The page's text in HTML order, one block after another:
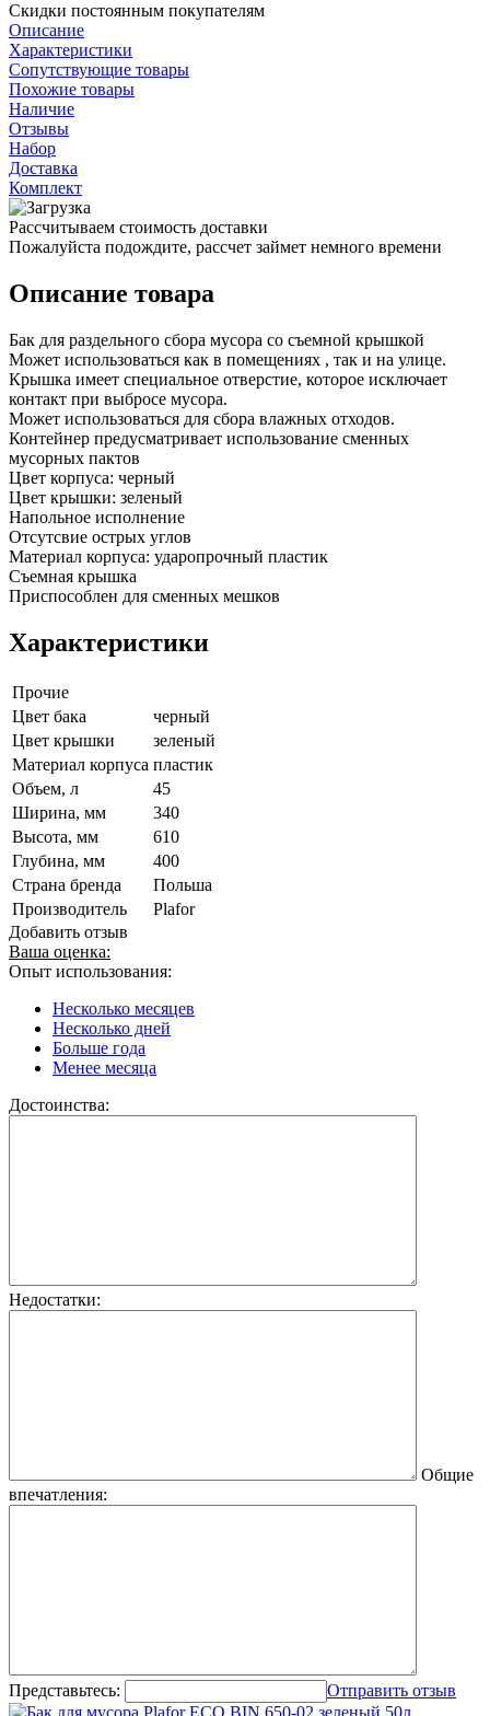
Скидки постоянным покупателям
Описание
Характеристики
Сопутствующие товары
Похожие товары
Наличие
Отзывы
Набор
Доставка
Комплект
Рассчитываем стоимость доставки
Пожалуйста подождите, рассчет займет немного времени
Описание товара
Бак для раздельного сбора мусора со съемной крышкой
Может использоваться как в помещениях , так и на улице.
Крышка имеет специальное отверстие, которое исключает
контакт при выбросе мусора.
Может использоваться для сбора влажных отходов.
Контейнер предусматривает использование сменных
мусорных пактов
Цвет корпуса: черный
Цвет крышки: зеленый
Напольное исполнение
Отсутсвие острых углов
Материал корпуса: ударопрочный пластик
Съемная крышка
Приспособлен для сменных мешков
Характеристики
Прочие
Цвет бака
черный
Цвет крышки
зеленый
Материал корпуса пластик
Объем, л
45
Ширина, мм
340
Высота, мм
610
Глубина, мм
400
Страна бренда
Польша
Производитель
Plafor
Добавить отзыв
Ваша оценка:
Опыт использования:
Несколько месяцев
Несколько дней
Больше года
Менее месяца
Достоинства:
Недостатки:
Общие
впечатления:
Представьтесь: Отправить отзыв